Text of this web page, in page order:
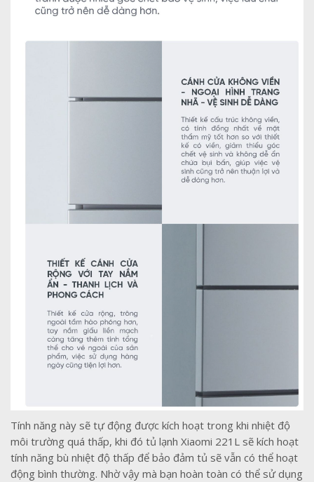
Tính năng này sẽ tự động được kích hoạt trong khi nhiệt độ
môi trường quá thấp, khi đó tủ lạnh Xiaomi 221L sẽ kích hoạt
tính năng bù nhiệt độ thấp để bảo đảm tủ sẽ vẫn có thể hoạt
động bình thường. Nhờ vậy mà bạn hoàn toàn có thể sử dụng